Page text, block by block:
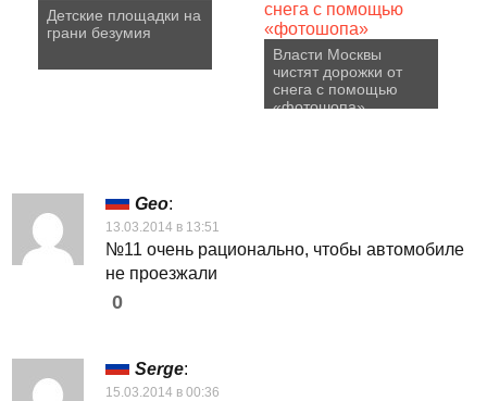
Детские площадки на
грани безумия
Власти Москвы
чистят дорожки от
снега с помощью
«фотошопа»
Geo:
13.03.2014 в 13:51
№11 очень рационально, чтобы автомобиле
не проезжали
0
Serge:
15.03.2014 в 00:36